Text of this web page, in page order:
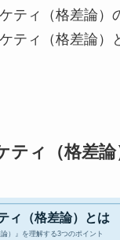
ティ（格差論）
ティ（格差論）
ティ（格差